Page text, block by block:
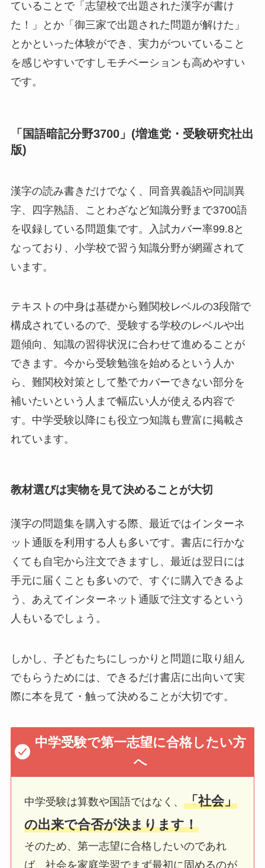
ていることで「志望校で出題された漢字が書け
た！」とか「御三家で出題された問題が解けた」
とかといった体験ができ、実力がついていること
を感じやすいですしモチベーションも高めやすい
です。
「国語暗記分野3700」(増進党・受験研究社出
版)
漢字の読み書きだけでなく、同音異義語や同訓異
字、四字熟語、ことわざなど知識分野まで3700語
を収録している問題集です。入試カバー率99.8と
なっており、小学校で習う知識分野が網羅されて
います。
テキストの中身は基礎から難関校レベルの3段階で
構成されているので、受験する学校のレベルや出
題傾向、知識の習得状況に合わせて進めることが
できます。今から受験勉強を始めるという人か
ら、難関校対策として塾でカバーできない部分を
補いたいという人まで幅広い人が使える内容で
す。中学受験以降にも役立つ知識も豊富に掲載さ
れています。
教材選びは実物を見て決めることが大切
漢字の問題集を購入する際、最近ではインターネ
ット通販を利用する人も多いです。書店に行かな
くても自宅から注文できますし、最近は翌日には
手元に届くことも多いので、すぐに購入できるよ
う、あえてインターネット通販で注文するという
人もいるでしょう。
しかし、子どもたちにしっかりと問題に取り組ん
でもらうためには、できるだけ書店に出向いて実
際に本を見て・触って決めることが大切です。
中学受験で第一志望に合格したい方
へ
中学受験は算数や国語ではなく、「社会」
の出来で合否が決まります！
そのため、第一志望に合格したいのであれ
ば、社会を家庭学習でまず最初に固めるのが